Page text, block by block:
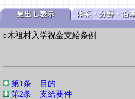
○木祖村入学祝金支給条例
第1条 目的
第2条 支給要件